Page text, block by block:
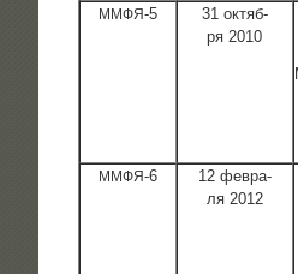
ММФЯ‑5
31 октяб­
ря 2010
ММФЯ‑6
12 фев­ра­
ля 2012